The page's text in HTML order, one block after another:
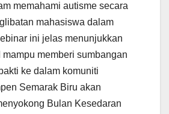
memahami autisme secara
mahasiswa dalam
ini jelas menunjukkan
memberi sumbangan
ke dalam komuniti
Semarak Biru akan
Bulan Kesedaran